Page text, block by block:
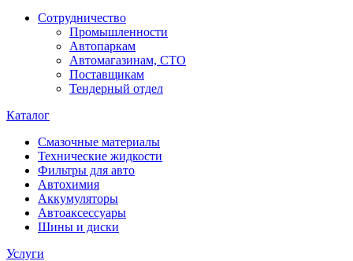
Сотрудничество
Промышленности
Автопаркам
Автомагазинам, СТО
Поставщикам
Тендерный отдел
Каталог
Смазочные материалы
Технические жидкости
Фильтры для авто
Автохимия
Аккумуляторы
Автоаксессуары
Шины и диски
Услуги